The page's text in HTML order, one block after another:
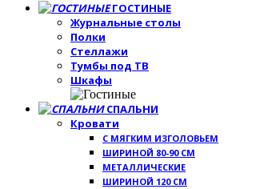
ГОСТИНЫЕ
Журнальные столы
Полки
Стеллажи
Тумбы под ТВ
Шкафы
СПАЛЬНИ
Кровати
С МЯГКИМ ИЗГОЛОВЬЕМ
ШИРИНОЙ 80-90 СМ
МЕТАЛЛИЧЕСКИЕ
ШИРИНОЙ 120 СМ